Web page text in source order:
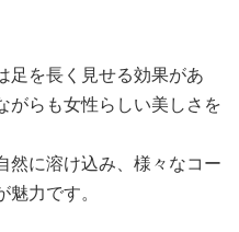
足を長く見せる効果があ
がらも女性らしい美しさを
然に溶け込み、様々なコー
力です。